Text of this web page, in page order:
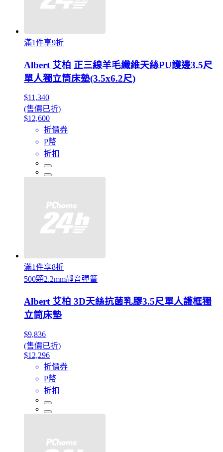
滿1件享9折
Albert 艾柏 正三線羊毛纖維天絲PU護邊3.5尺
單人獨立筒床墊(3.5x6.2尺)
$11,340
(售價已折)
$12,600
折價券
P幣
折扣
滿1件享8折
500顆2.2mm靜音彈簧
Albert 艾柏 3D天絲抗菌乳膠3.5尺單人護框獨
立筒床墊
$9,836
(售價已折)
$12,296
折價券
P幣
折扣